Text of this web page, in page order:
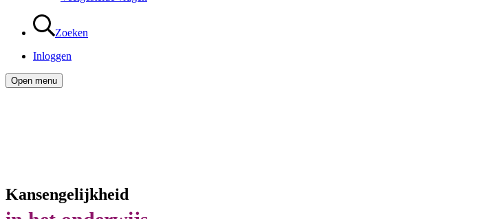
Zoeken
Inloggen
Open menu
Kansengelijkheid